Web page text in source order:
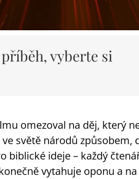
vyberte si
omezoval na děj, který
světě národů způsobem,
biblické ideje – každý
vytahuje oponu a